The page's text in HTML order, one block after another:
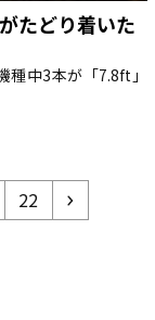
たどり着いた
種中3本が「7.8ft」
ペ
ー
22 次
へ